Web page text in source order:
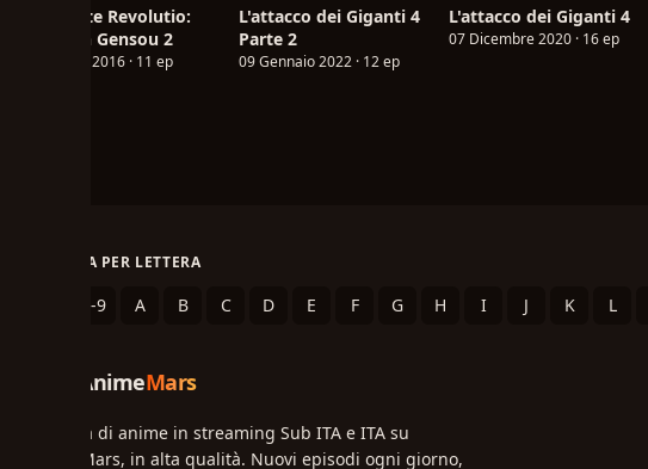
Concrete Revolutio:
Choujin Gensou 2
10 Aprile 2016 · 11 ep
L'attacco dei Giganti 4
Parte 2
09 Gennaio 2022 · 12 ep
L'attacco dei Giganti 4
07 Dicembre 2020 · 16 ep
SFOGLIA PER LETTERA
0-9 A B C D E F G H I J K L
AnimeMars
Migliaia di anime in streaming Sub ITA e ITA su
AnimeMars, in alta qualità. Nuovi episodi ogni giorno,